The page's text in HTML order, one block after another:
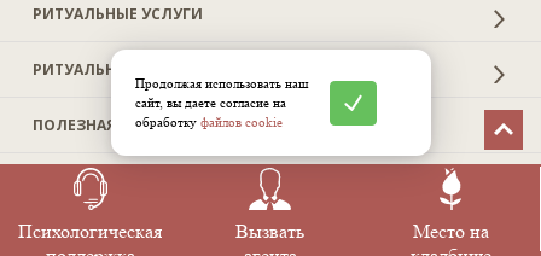
РИТУАЛЬНЫЕ УСЛУГИ
РИТУАЛЬНЫЕ ТОВАРЫ
ПОЛЕЗНАЯ ИНФОРМАЦИЯ
RITUAL.RU
Продолжая использовать наш
сайт, вы даете согласие на
обработку файлов cookie
Психологическая
Вызвать
Место на